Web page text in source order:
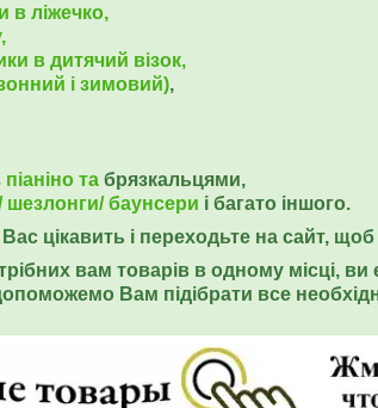
в ліжечко,
в дитячий візок,
і зимовий),
та брязкальцями,
шезлонги/ баунсери і багато іншого.
цікавить і переходьте на сайт,
вам товарів в одному місці, ви
Вам підібрати все